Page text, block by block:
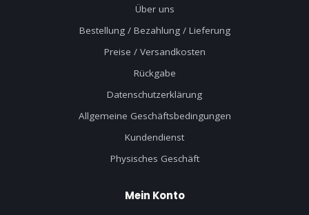
Über uns
Bestellung / Bezahlung / Lieferung
Preise / Versandkosten
Rückgabe
Datenschutzerklärung
Allgemeine Geschäftsbedingungen
Kundendienst
Physisches Geschäft
Mein Konto